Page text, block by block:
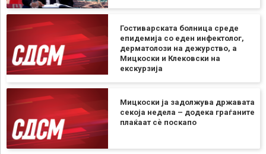
Гостиварската болница среде
епидемија со еден инфектолог,
дерматолози на дежурство, а
Мицкоски и Клековски на
екскурзија
Мицкоски ја задолжува државата
секоја недела – додека граѓаните
плаќаат сѐ поскапо